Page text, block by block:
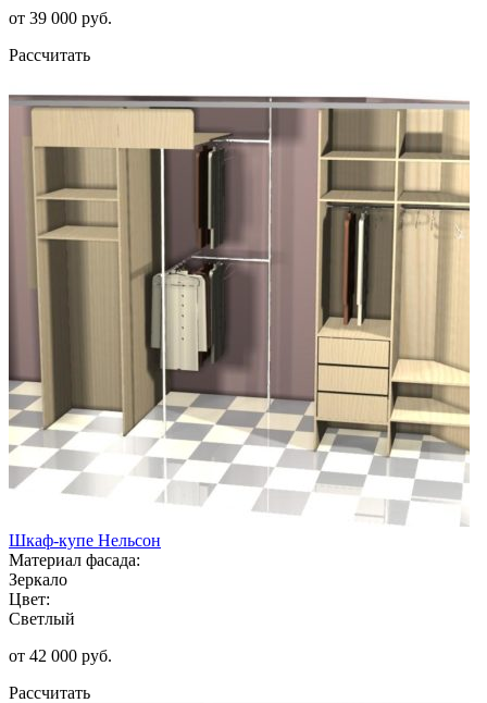
от 39 000 руб.
Рассчитать
Шкаф-купе Нельсон
Материал фасада:
Зеркало
Цвет:
Светлый
от 42 000 руб.
Рассчитать